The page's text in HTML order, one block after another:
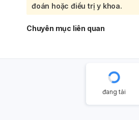
Em nên ngừng tự dùng thuốc,
đã uống đến bác sĩ sản khoa
kiểm tra và tư vấn theo dõi thai.
đoán hoặc điều trị y khoa.
Chuyên mục liên quan
đang tải